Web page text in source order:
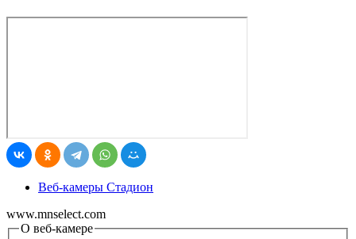
Веб-камеры Стадион
www.mnselect.com
О веб-камере